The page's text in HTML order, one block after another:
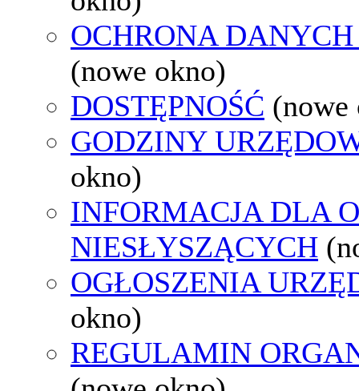
OCHRONA
(nowe okno)
DOSTĘPNOŚĆ (nowe
GODZINY
okno)
INFORMACJA DLA
NIESŁYSZĄCYCH
OGŁOSZENIA
okno)
REGULAMIN